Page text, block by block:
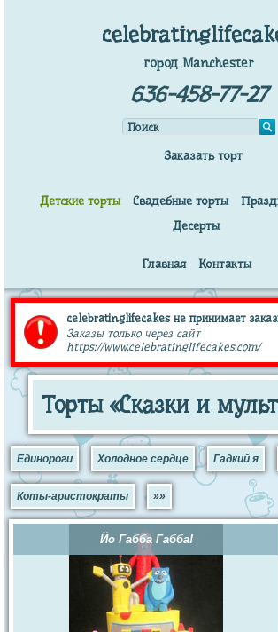
город Manchester
636-458-77-27
Заказать торт
Детские торты Свадебные торты
Десерты
Главная Контакты
celebratinglifecakes не принимает
Заказы только через сайт
https://www.celebratinglifecakes.com/
Торты «Сказки и
Единороги Холодное сердце Гадкий я
Коты-аристократы »»
Йо Габба Габба!